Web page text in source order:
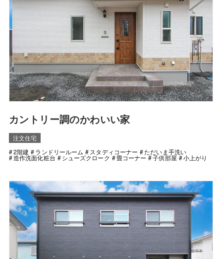
カントリー調のかわいい家
注文住宅
2階建
ランドリールーム スタディコーナー ただいま手洗い
造作洗面化粧台 シューズクローク 畳コーナー 子供部屋 小上がり